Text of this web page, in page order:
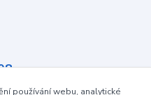
používání webu, analytické